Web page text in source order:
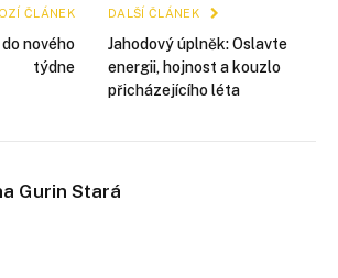
ČLÁNEK
nového
týdne
DALŠÍ ČLÁNEK
Jahodový úplněk: Oslavte
energii, hojnost a kouzlo
přicházejícího léta
Gurin Stará